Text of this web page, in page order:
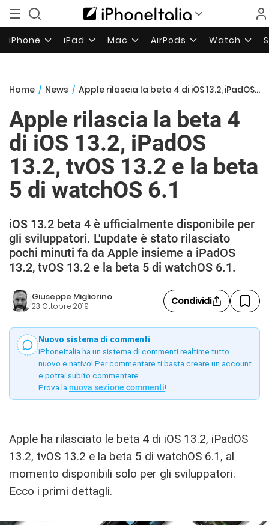
iPhone iPad Mac AirPods Watch
Home / News / Apple rilascia la beta 4 di iOS 13.2, iPadOS 13.2, tvOS 13.2 e la beta 5 di watchOS 6.1
Apple rilascia la beta 4
di iOS 13.2, iPadOS
13.2, tvOS 13.2 e la beta
5 di watchOS 6.1
iOS 13.2 beta 4 è ufficialmente disponibile per
gli sviluppatori. L'update è stato rilasciato
pochi minuti fa da Apple insieme a iPadOS
13.2, tvOS 13.2 e la beta 5 di watchOS 6.1.
Giuseppe Migliorino
23 Ottobre 2019 Condividi
Nuovo sistema di commenti
iPhoneItalia ha un sistema di commenti realtime tutto
nuovo e nativo! Per commentare ti basta creare un account
e potrai subito commentare.
Prova la nuova sezione commenti!
Apple ha rilasciato le beta 4 di iOS 13.2, iPadOS
13.2, tvOS 13.2 e la beta 5 di watchOS 6.1, al
momento disponibili solo per gli sviluppatori.
Ecco i primi dettagli.